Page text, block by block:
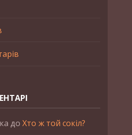
до Хто ж той сокіл?